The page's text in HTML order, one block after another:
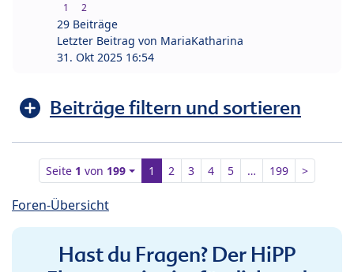
1 2
29 Beiträge
Letzter Beitrag von MariaKatharina
31. Okt 2025 16:54
Beiträge filtern und sortieren
Seite 1 von 199 1 2 3 4 5 … 199 >
Foren-Übersicht
Hast du Fragen? Der HiPP